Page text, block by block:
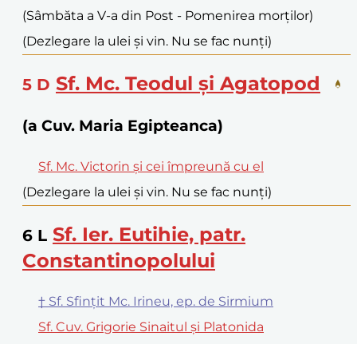
(Sâmbăta a V-a din Post - Pomenirea morților)
(Dezlegare la ulei și vin. Nu se fac nunți)
5 D Sf. Mc. Teodul și Agatopod
(a Cuv. Maria Egipteanca)
Sf. Mc. Victorin și cei împreună cu el
(Dezlegare la ulei și vin. Nu se fac nunți)
6 L Sf. Ier. Eutihie, patr.
Constantinopolului
† Sf. Sfințit Mc. Irineu, ep. de Sirmium
Sf. Cuv. Grigorie Sinaitul și Platonida